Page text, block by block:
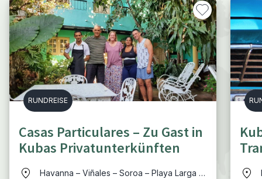
RUNDREISE
Casas Particulares – Zu Gast in
Kubas Privatunterkünften
Havanna – Viñales – Soroa – Playa Larga -